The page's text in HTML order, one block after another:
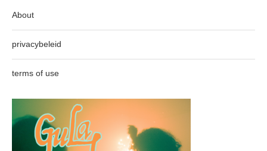
About
privacybeleid
terms of use